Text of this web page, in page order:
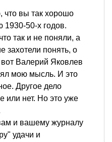
что вы так хорошо
1930-50-х годов.
так и не поняли, а
захотели понять, о
Валерий Яковлев
мою мысль. И это
Другое дело
или нет. Но это уже
и вашему журналу
удачи и